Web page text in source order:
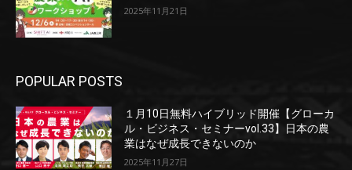
2025年11月21日
POPULAR POSTS
１月10日無料ハイブリッド開催【グローカ
ル・ビジネス・セミナーvol.33】日本の農
業はなぜ成長できないのか
2025年11月27日